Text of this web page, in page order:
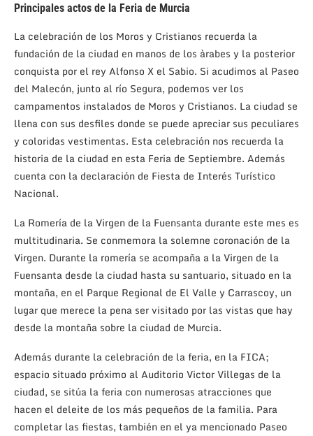
Principales actos de la Feria de Murcia
La celebración de los Moros y Cristianos recuerda la
fundación de la ciudad en manos de los àrabes y la posterior
conquista por el rey Alfonso X el Sabio. Si acudimos al Paseo
del Malecón, junto al río Segura, podemos ver los
campamentos instalados de Moros y Cristianos. La ciudad se
llena con sus desfiles donde se puede apreciar sus peculiares
y coloridas vestimentas. Esta celebración nos recuerda la
historia de la ciudad en esta Feria de Septiembre. Además
cuenta con la declaración de Fiesta de Interés Turístico
Nacional.
La Romería de la Virgen de la Fuensanta durante este mes es
multitudinaria. Se conmemora la solemne coronación de la
Virgen. Durante la romería se acompaña a la Virgen de la
Fuensanta desde la ciudad hasta su santuario, situado en la
montaña, en el Parque Regional de El Valle y Carrascoy, un
lugar que merece la pena ser visitado por las vistas que hay
desde la montaña sobre la ciudad de Murcia.
Además durante la celebración de la feria, en la FICA;
espacio situado próximo al Auditorio Victor Villegas de la
ciudad, se sitúa la feria con numerosas atracciones que
hacen el deleite de los más pequeños de la familia. Para
completar las fiestas, también en el ya mencionado Paseo